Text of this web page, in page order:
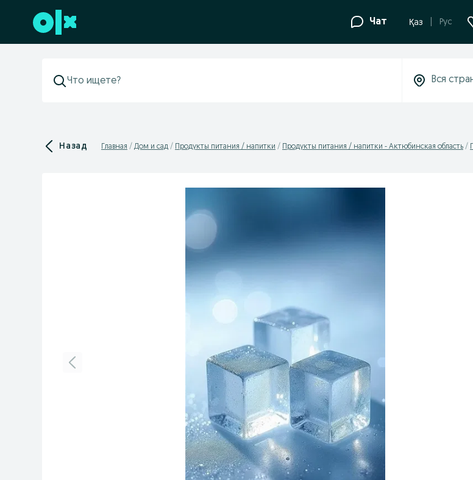
Перейти к нижнему колонтитулу Чат Қаз Рус
Назад Главная Дом и сад Продукты питания / напитки Продукты питания / напитки - Актюбинская область